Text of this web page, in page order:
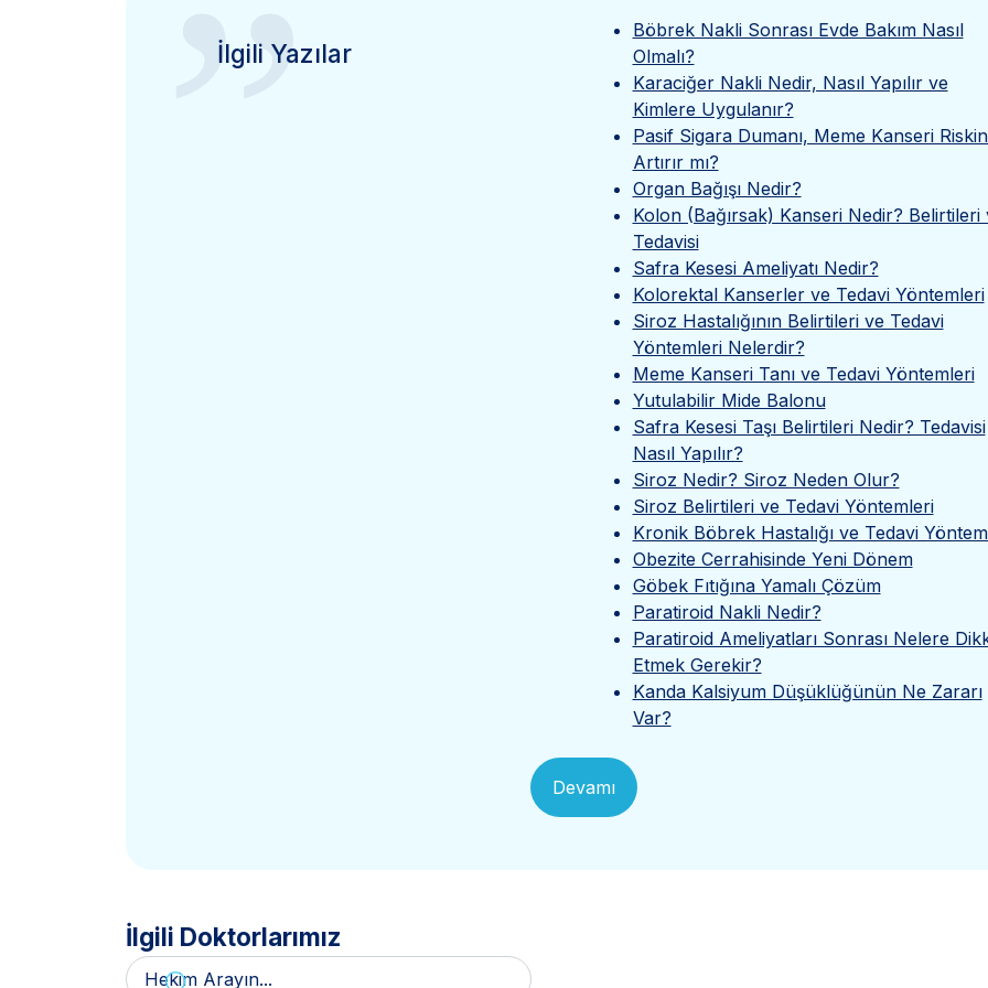
”
İlgili Yazılar
Böbrek Nakli Sonrası Evde Bakım Nasıl
Olmalı?
Karaciğer Nakli Nedir, Nasıl Yapılır ve
Kimlere Uygulanır?
Pasif Sigara Dumanı, Meme Kanseri
Artırır mı?
Organ Bağışı Nedir?
Kolon (Bağırsak) Kanseri Nedir? Belirtileri
Tedavisi
Safra Kesesi Ameliyatı Nedir?
Kolorektal Kanserler ve Tedavi Yöntemleri
Siroz Hastalığının Belirtileri ve Tedavi
Yöntemleri Nelerdir?
Meme Kanseri Tanı ve Tedavi Yöntemleri
Yutulabilir Mide Balonu
Safra Kesesi Taşı Belirtileri Nedir? Tedavisi
Nasıl Yapılır?
Siroz Nedir? Siroz Neden Olur?
Siroz Belirtileri ve Tedavi Yöntemleri
Kronik Böbrek Hastalığı ve Tedavi
Obezite Cerrahisinde Yeni Dönem
Göbek Fıtığına Yamalı Çözüm
Paratiroid Nakli Nedir?
Paratiroid Ameliyatları Sonrası Nelere
Etmek Gerekir?
Kanda Kalsiyum Düşüklüğünün Ne Zararı
Var?
Devamı
İlgili Doktorlarımız